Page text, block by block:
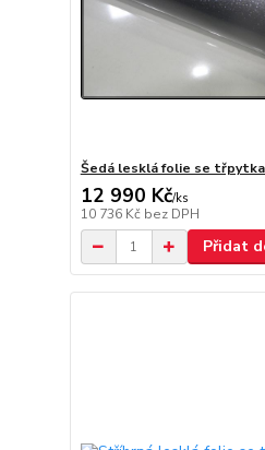
Šedá lesklá folie se
12 990 Kč/ks
10 736 Kč bez DPH
Přidat